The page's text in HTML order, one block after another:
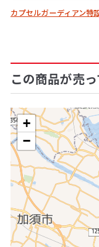
カプセルガーディアン特
この商品が売
+
−